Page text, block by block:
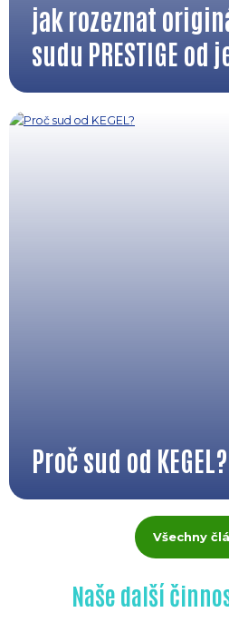
jak rozeznat
sudu PRESTIGE od
Proč sud od KEGEL?
Všechny
Naše další